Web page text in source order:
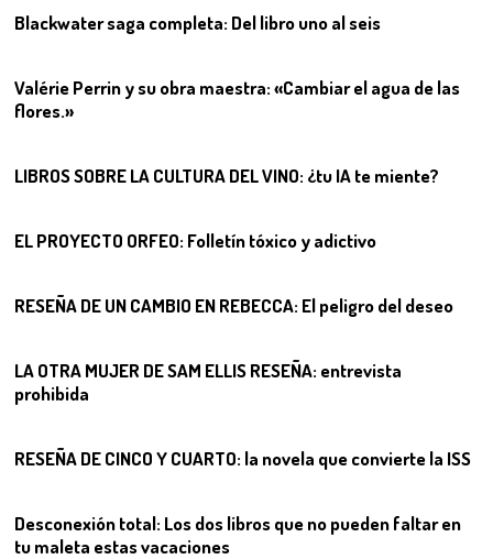
Blackwater saga completa: Del libro uno al seis
Valérie Perrin y su obra maestra: «Cambiar el agua de las
flores.»
LIBROS SOBRE LA CULTURA DEL VINO: ¿tu IA te miente?07
EL PROYECTO ORFEO: Folletín tóxico y adictivo
RESEÑA DE UN CAMBIO EN REBECCA: El peligro del deseo
09
LA OTRA MUJER DE SAM ELLIS RESEÑA: entrevista
prohibida
RESEÑA DE CINCO Y CUARTO: la novela que convierte la ISS
11
Desconexión total: Los dos libros que no pueden faltar en
tu maleta estas vacaciones